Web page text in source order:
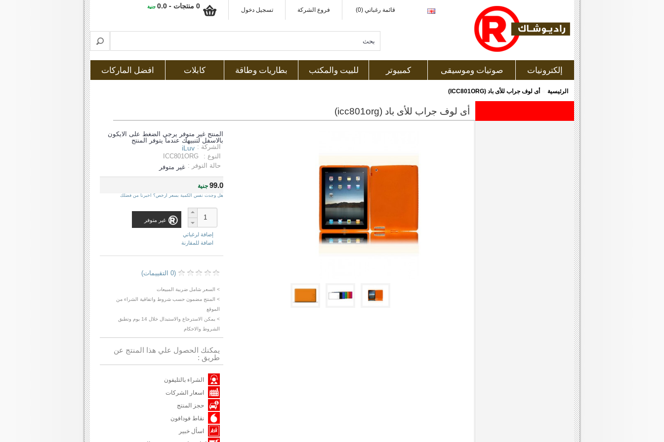
قائمة رغباتي (0) فروع الشركة تسجيل دخول 0 منتجات - 0.0 جنية
إلكترونيات صوتيات وموسيقى كمبيوتر للبيت والمكتب بطاريات وطاقة كابلات افضل الماركات
الرئيسية » أى لوف جراب للأى باد (ICC801ORG)
أى لوف جراب للأى باد (icc801org)
المنتج غير متوفر يرجي الضغط على الايكون
بالاسفل لتنبيهك عندما يتوفر المنتج
الشركة : iLuv
النوع :
ICC801ORG
حالة التوفر : غير متوفر
99.0جنية
هل وجدت نفس الكمية بسعر ارخص؟ اخبرنا من فضلك
غير متوفر
إضافة لرغباتي
اضافة للمقارنة
(0 التقييمات)
> السعر شامل ضريبة المبيعات
> المنتج مضمون حسب شروط واتفاقية الشراء من
الموقع
> يمكن الاسترجاع والاستبدال خلال 14 يوم وتطبق
الشروط والاحكام
يمكنك الحصول علي هذا المنتج عن
طريق :
الشراء بالتليفون
اسعار الشركات
حجز المنتج
نقاط فودافون
اسأل خبير